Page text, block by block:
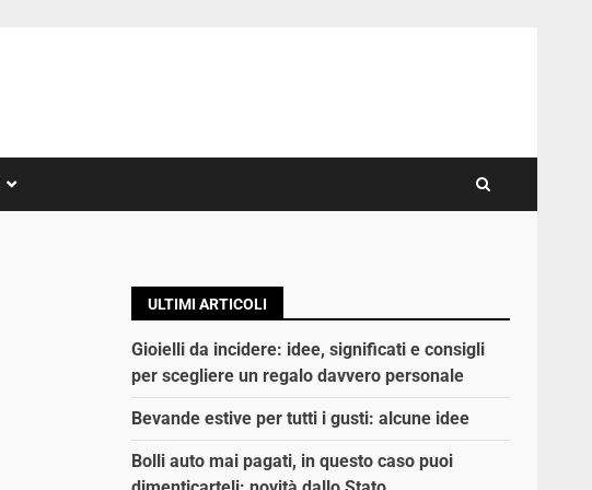
ULTIMI ARTICOLI
Gioielli da incidere: idee, significati e consigli
per scegliere un regalo davvero personale
Bevande estive per tutti i gusti: alcune idee
Bolli auto mai pagati, in questo caso puoi